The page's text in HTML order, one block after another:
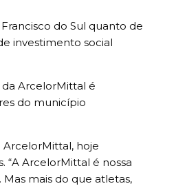
do Sul quanto de
investimento social
da ArcelorMittal é
do município
ArcelorMittal, hoje
“A ArcelorMittal é nossa
mais do que atletas,